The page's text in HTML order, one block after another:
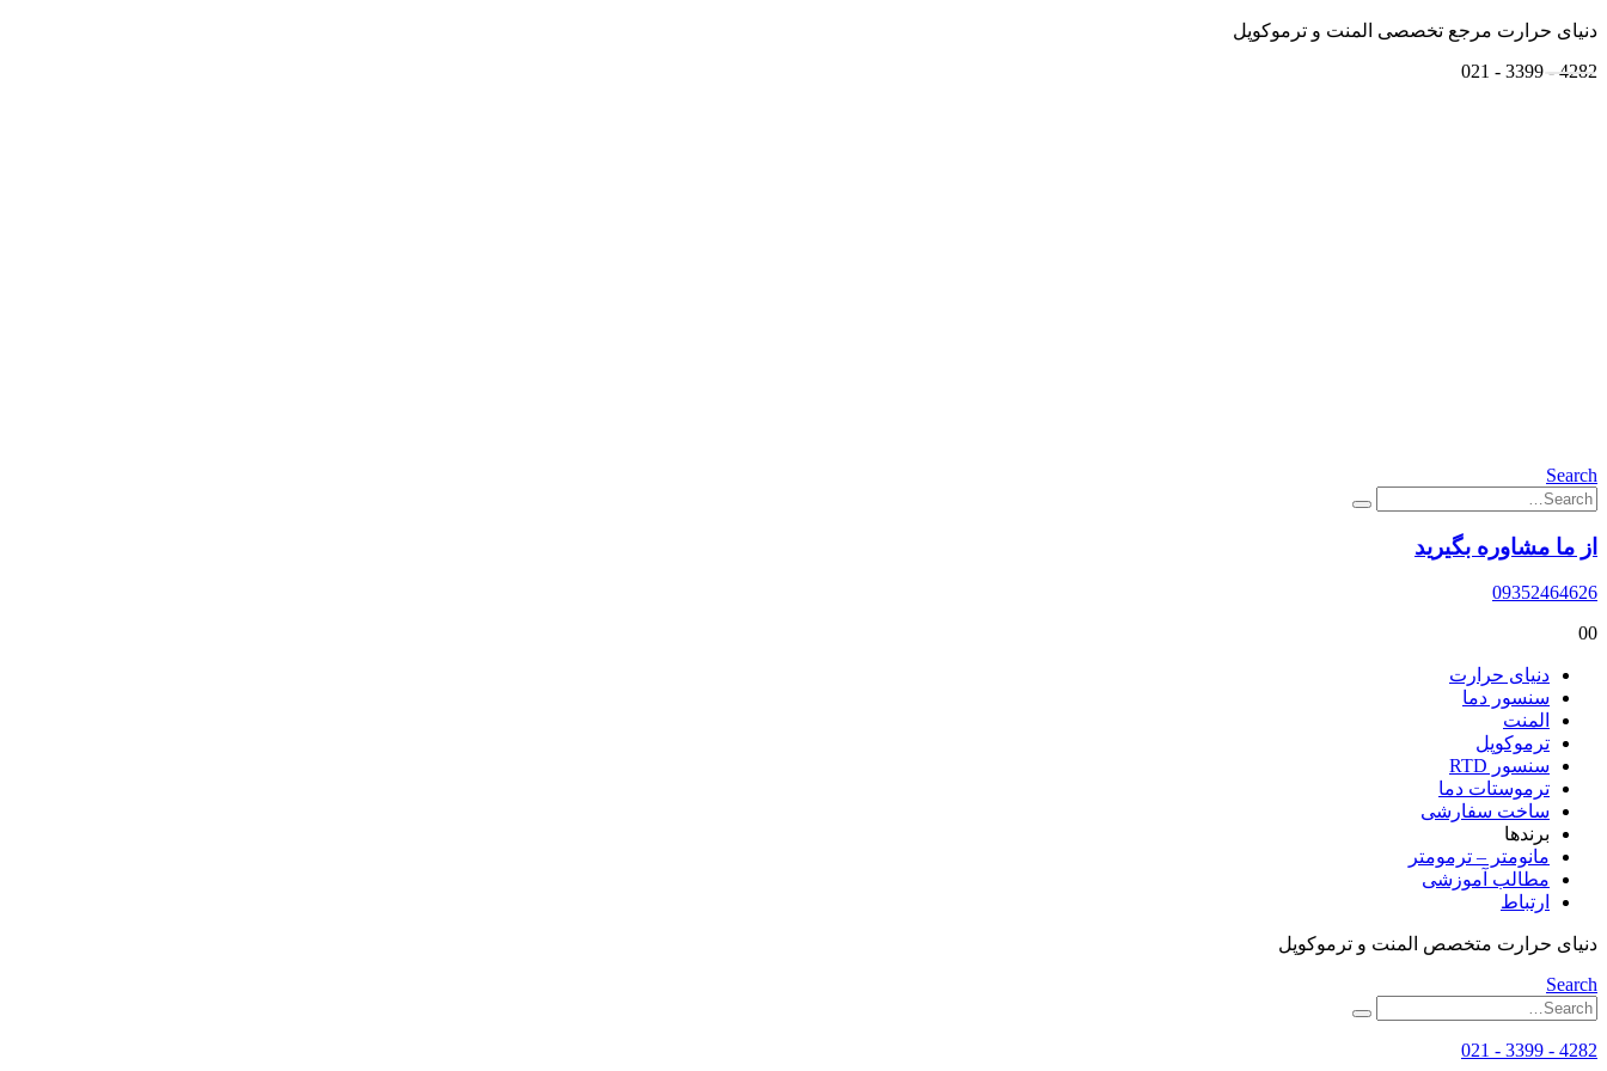
دنیای حرارت مرجع تخصصی المنت و ترموکوپل
4282 - 3399 - 021
Search
از ما مشاوره بگیرید
09352464626
00
دنیای حرارت
سنسور دما
المنت
ترموکوپل
سنسور RTD
ترموستات دما
ساخت سفارشی
برندها
مانومتر – ترمومتر
مطالب آموزشی
ارتباط
دنیای حرارت متخصص المنت و ترموکوپل
Search
4282 - 3399 - 021